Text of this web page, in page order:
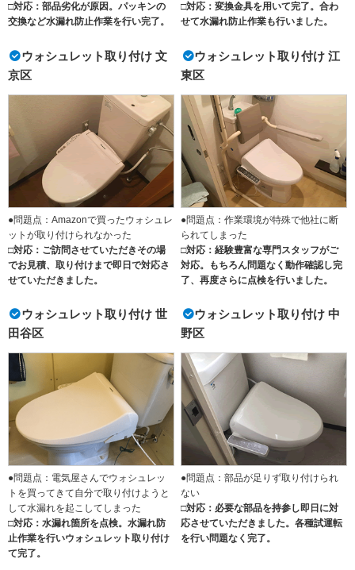
□対応：部品劣化が原因。パッキンの
交換など水漏れ防止作業を行い完了。
□対応：変換金具を用いて完了。合わ
せて水漏れ防止作業も行いました。
ウォシュレット取り付け 文
京区
●問題点：Amazonで買ったウォシュレ
ットが取り付けられなかった
□対応：ご訪問させていただきその場
でお見積、取り付けまで即日で対応さ
せていただきました。
ウォシュレット取り付け 江
東区
●問題点：作業環境が特殊で他社に断
られてしまった
□対応：経験豊富な専門スタッフがご
対応。もちろん問題なく動作確認し完
了、再度さらに点検を行いました。
ウォシュレット取り付け 世
田谷区
●問題点：電気屋さんでウォシュレッ
トを買ってきて自分で取り付けようと
して水漏れを起こしてしまった
□対応：水漏れ箇所を点検。水漏れ防
止作業を行いウォシュレット取り付け
て完了。
ウォシュレット取り付け 中
野区
●問題点：部品が足りず取り付けられ
ない
□対応：必要な部品を持参し即日に対
応させていただきました。各種試運転
を行い問題なく完了。